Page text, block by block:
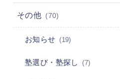
その他 (70)
お知らせ (19)
塾選び・塾探し (7)